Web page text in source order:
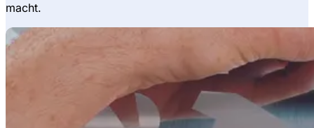
macht.